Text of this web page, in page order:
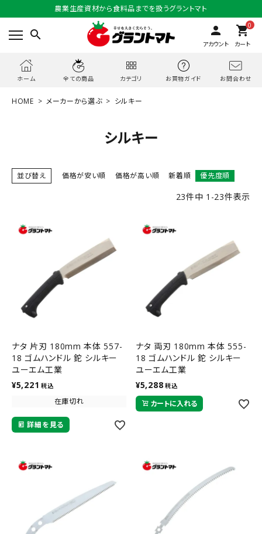
農業生産資材から食料品までを扱うグラントマト
search person
アカウント
0
shopping_cart
カート
ホーム 全ての商品 カテゴリ お買物ガイド お問合わせ
HOME メーカーから選ぶ シルキー
シルキー
並び替え 価格が安い順 価格が高い順 新着順 優先度順
23件中 1 -23件表示
ナタ 片刃 180mm 本体 557-
18 ゴムハンドル 鉈 シルキー
ユーエム工業
¥5,221 税込
在庫切れ
詳細を見る
ナタ 両刃 180mm 本体 555-
18 ゴムハンドル 鉈 シルキー
ユーエム工業
¥5,288 税込
カートに入れる